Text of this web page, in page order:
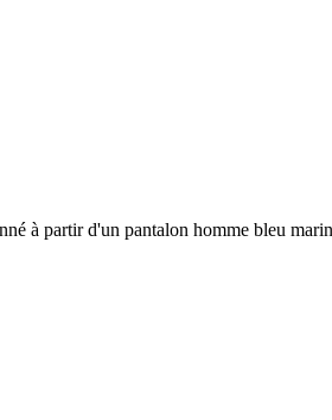
à partir d'un pantalon homme bleu